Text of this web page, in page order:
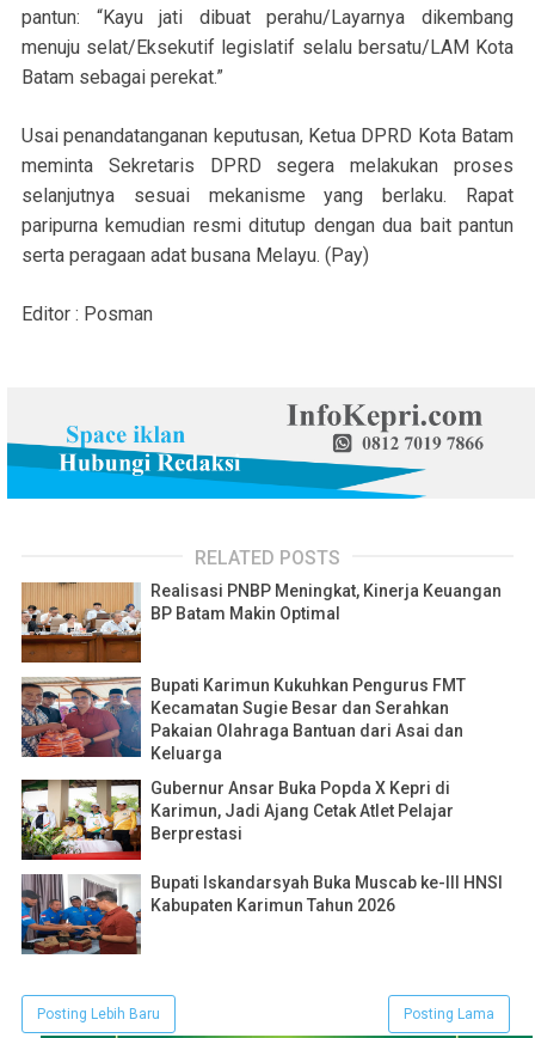
pantun: “Kayu jati dibuat perahu/Layarnya dikembang
menuju selat/Eksekutif legislatif selalu bersatu/LAM Kota
Batam sebagai perekat.”
Usai penandatanganan keputusan, Ketua DPRD Kota Batam
meminta Sekretaris DPRD segera melakukan proses
selanjutnya sesuai mekanisme yang berlaku. Rapat
paripurna kemudian resmi ditutup dengan dua bait pantun
serta peragaan adat busana Melayu. (Pay)
Editor : Posman
RELATED POSTS
Realisasi PNBP Meningkat, Kinerja Keuangan
BP Batam Makin Optimal
Bupati Karimun Kukuhkan Pengurus FMT
Kecamatan Sugie Besar dan Serahkan
Pakaian Olahraga Bantuan dari Asai dan
Keluarga
Gubernur Ansar Buka Popda X Kepri di
Karimun, Jadi Ajang Cetak Atlet Pelajar
Berprestasi
Bupati Iskandarsyah Buka Muscab ke-III HNSI
Kabupaten Karimun Tahun 2026
Posting Lebih Baru Posting Lama